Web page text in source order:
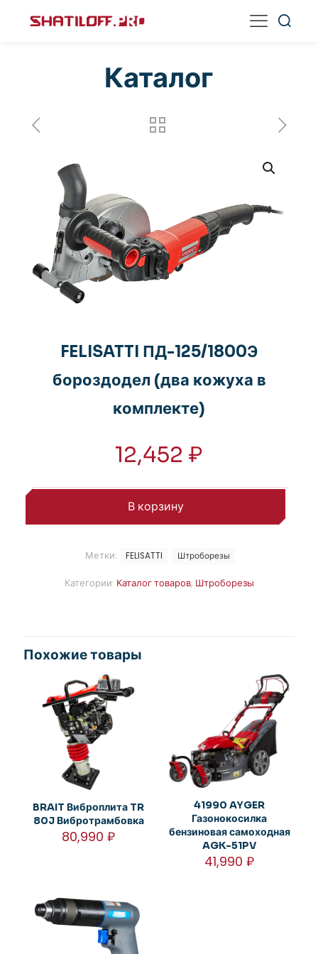
Каталог
FELISATTI ПД-125/1800Э
бороздодел (два кожуха в
комплекте)
12,452 ₽
В корзину
Категории: Каталог товаров, Штроборезы
Метки: FELISATTI Штроборезы
Похожие товары
BRAIT Виброплита TR
80J Вибротрамбовка
80,990₽
41990 AYGER
Газонокосилка
бензиновая самоходная
AGK-51PV
41,990₽